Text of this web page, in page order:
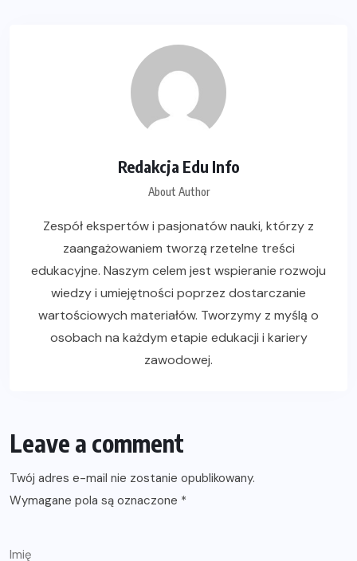
Redakcja Edu Info
About Author
Zespół ekspertów i pasjonatów nauki, którzy z
zaangażowaniem tworzą rzetelne treści
edukacyjne. Naszym celem jest wspieranie rozwoju
wiedzy i umiejętności poprzez dostarczanie
wartościowych materiałów. Tworzymy z myślą o
osobach na każdym etapie edukacji i kariery
zawodowej.
Leave a comment
Twój adres e-mail nie zostanie opublikowany.
Wymagane pola są oznaczone *